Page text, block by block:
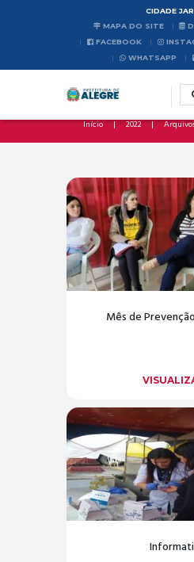
CIDADE
MAPA DO SITE
FACEBOOK
WHATSAPP
Início 2022
Mês de